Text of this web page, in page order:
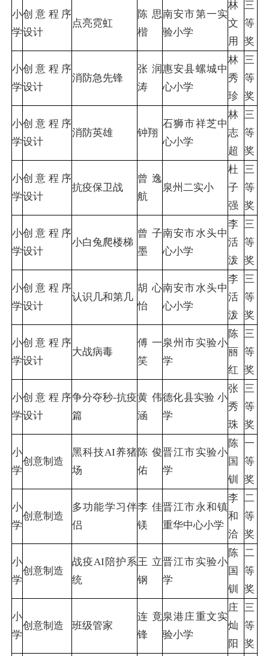
小
学
创意程序
设计
点亮霓虹
陈思
楷
南安市第一实
验小学
林
文
用
三
等
奖
小
学
创意程序
设计
消防急先锋
张润
涛
惠安县螺城中
心小学
林
秀
珍
三
等
奖
小
学
创意程序
设计
消防英雄 钟翔
石狮市祥芝中
心小学
林
志
超
三
等
奖
小
学
创意程序
设计
抗疫保卫战
曾逸
航
泉州二实小
杜
子
强
三
等
奖
小
学
创意程序
设计
小白兔爬楼梯
曾子
墨
南安市水头中
心小学
李
活
泼
三
等
奖
小
学
创意程序
设计
认识几和第几
胡心
怡
南安市水头中
心小学
李
活
泼
三
等
奖
小
学
创意程序
设计
大战病毒
傅一
笑
泉州市实验小
学
陈
丽
红
三
等
奖
小
学
创意程序
设计
争分夺秒-抗疫
篇
黄伟
涵
德化县实验 小
学
张
秀
珠
三
等
奖
小
学
创意制造
黑科技AI养猪
场
陈俊
佑
晋江市实验小
学
陈
国
钏
一
等
奖
小
学
创意制造
多功能学习伴
侣
李佳
镁
晋江市永和镇
重华中心小学
李
和
洽
二
等
奖
小
学
创意制造
战疫AI陪护系
统
王立
钢
晋江市实验小
学
陈
国
钏
二
等
奖
小
学
创意制造 班级管家
连竟
锋
泉港庄重文实
验小学
庄
灿
阳
三
等
奖